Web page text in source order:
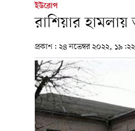
ইউরোপ
রাশিয়ার হামলায়
প্রকাশ: ২৪ নভেম্বর ২০২২, ১৯:২২